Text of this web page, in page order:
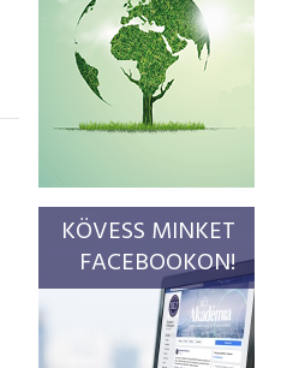
KÖVESS MINKET
FACEBOOKON!